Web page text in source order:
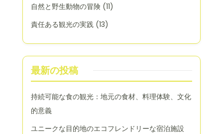
自然と野生動物の冒険 (11)
責任ある観光の実践 (13)
最新の投稿
持続可能な食の観光：地元の食材、料理体験、文化
的意義
ユニークな目的地のエコフレンドリーな宿泊施設